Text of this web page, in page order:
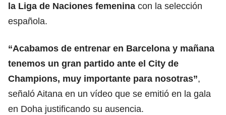
la Liga de Naciones femenina con la selección
española.
“Acabamos de entrenar en Barcelona y mañana
tenemos un gran partido ante el City de
Champions, muy importante para nosotras”,
señaló Aitana en un vídeo que se emitió en la gala
en Doha justificando su ausencia.